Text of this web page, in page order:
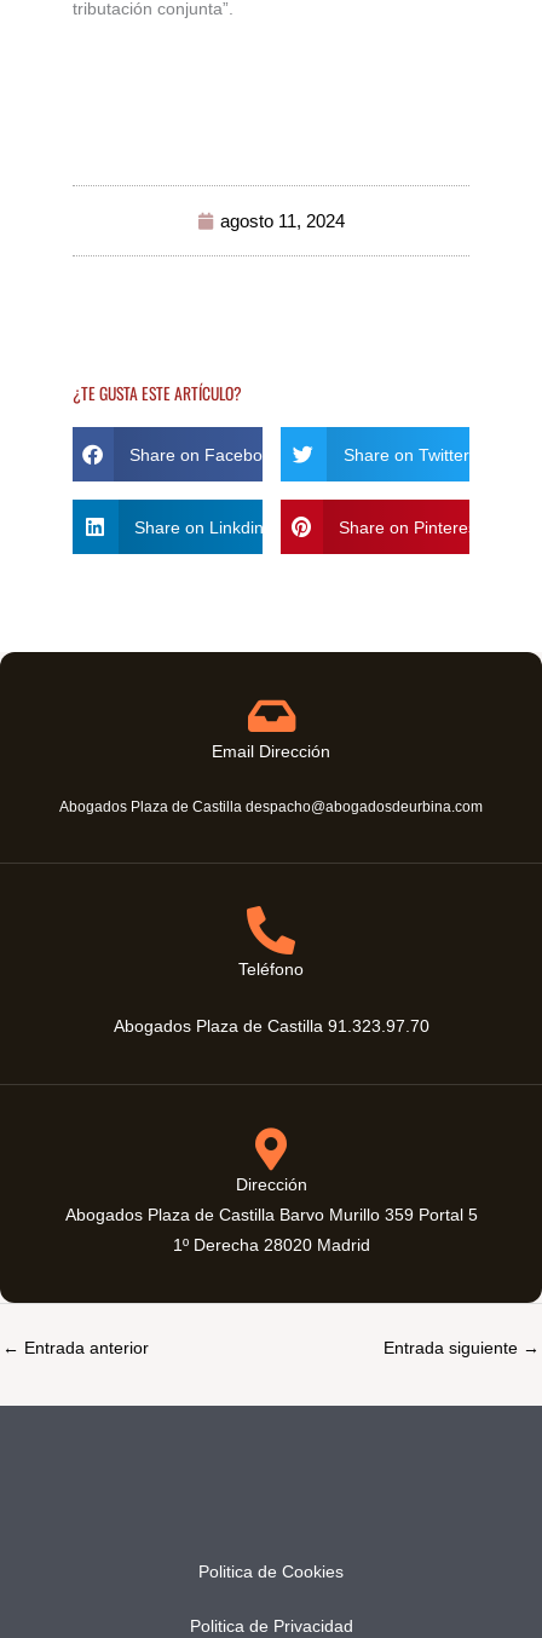
tributación conjunta”.
agosto 11, 2024
¿TE GUSTA ESTE ARTÍCULO?
Share on Facebook Share on Twitter
Share on Linkdin Share on Pinterest
Email Dirección
Abogados Plaza de Castilla despacho@abogadosdeurbina.com
Teléfono
Abogados Plaza de Castilla 91.323.97.70
Dirección
Abogados Plaza de Castilla Barvo Murillo 359 Portal 5
1º Derecha 28020 Madrid
← Entrada anterior Entrada siguiente →
Politica de Cookies
Politica de Privacidad